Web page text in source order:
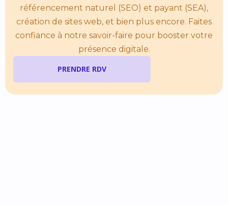
référencement naturel (SEO) et payant (SEA),
création de sites web, et bien plus encore. Faites
confiance à notre savoir-faire pour booster votre
présence digitale.
PRENDRE RDV